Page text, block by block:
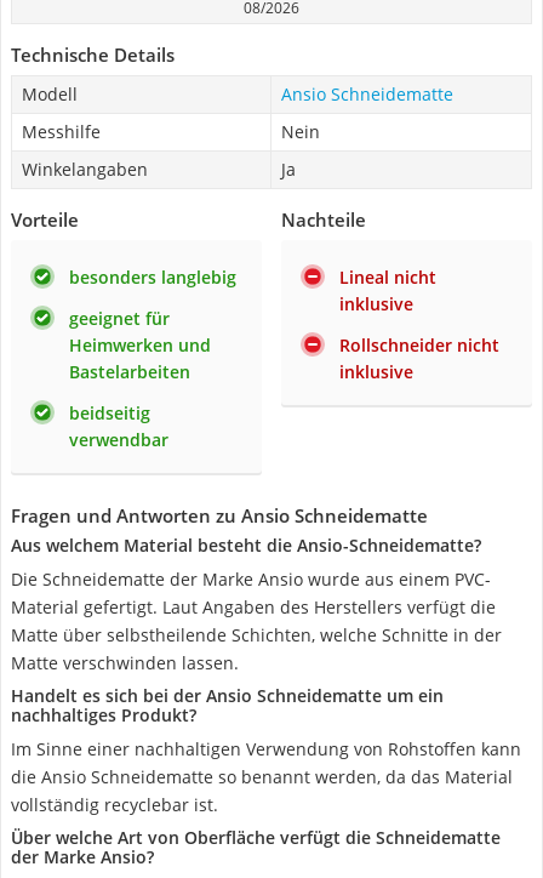
08/2026
Technische Details
Modell
Ansio Schneidematte
Messhilfe
Nein
Winkelangaben
Ja
Vorteile
besonders langlebig
geeignet für
Heimwerken und
Bastelarbeiten
beidseitig
verwendbar
Nachteile
Lineal nicht
inklusive
Rollschneider nicht
inklusive
Fragen und Antworten zu Ansio Schneidematte
Aus welchem Material besteht die Ansio-Schneidematte?
Die Schneidematte der Marke Ansio wurde aus einem PVC-
Material gefertigt. Laut Angaben des Herstellers verfügt die
Matte über selbstheilende Schichten, welche Schnitte in der
Matte verschwinden lassen.
Handelt es sich bei der Ansio Schneidematte um ein
nachhaltiges Produkt?
Im Sinne einer nachhaltigen Verwendung von Rohstoffen kann
die Ansio Schneidematte so benannt werden, da das Material
vollständig recyclebar ist.
Über welche Art von Oberfläche verfügt die Schneidematte
der Marke Ansio?